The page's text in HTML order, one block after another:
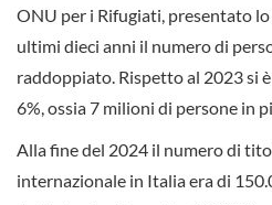
ONU per i Rifugiati, presentato
ultimi dieci anni il numero di
raddoppiato. Rispetto al 2023 si
6%, ossia 7 milioni di persone in
Alla fine del 2024 il numero di
internazionale in Italia era di